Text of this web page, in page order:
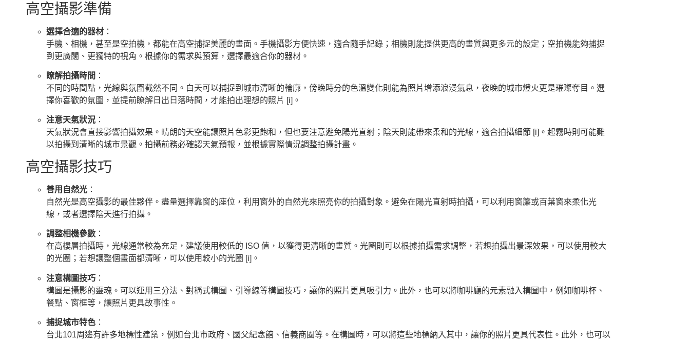
高空攝影準備
選擇合適的器材 ：
手機、相機，甚至是空拍機，都能在高空捕捉美麗的畫面。手機攝影方便快速，適合隨手記錄；相機則能提供更高的畫質與更多元的設定；空拍機能夠捕捉
到更廣闊、更獨特的視角。根據你的需求與預算，選擇最適合你的器材。
瞭解拍攝時間 ：
不同的時間點，光線與氛圍截然不同。白天可以捕捉到城市清晰的輪廓，傍晚時分的色溫變化則能為照片增添浪漫氣息，夜晚的城市燈火更是璀璨奪目。選
擇你喜歡的氛圍，並提前瞭解日出日落時間，才能拍出理想的照片 [i]。
注意天氣狀況 ：
天氣狀況會直接影響拍攝效果。晴朗的天空能讓照片色彩更飽和，但也要注意避免陽光直射；陰天則能帶來柔和的光線，適合拍攝細節 [i]。起霧時則可能難
以拍攝到清晰的城市景觀。拍攝前務必確認天氣預報，並根據實際情況調整拍攝計畫。
高空攝影技巧
善用自然光 ：
自然光是高空攝影的最佳夥伴。盡量選擇靠窗的座位，利用窗外的自然光來照亮你的拍攝對象。避免在陽光直射時拍攝，可以利用窗簾或百葉窗來柔化光
線，或者選擇陰天進行拍攝。
調整相機參數 ：
在高樓層拍攝時，光線通常較為充足，建議使用較低的 ISO 值，以獲得更清晰的畫質。光圈則可以根據拍攝需求調整，若想拍攝出景深效果，可以使用較大
的光圈；若想讓整個畫面都清晰，可以使用較小的光圈 [i]。
注意構圖技巧 ：
構圖是攝影的靈魂。可以運用三分法、對稱式構圖、引導線等構圖技巧，讓你的照片更具吸引力。此外，也可以將咖啡廳的元素融入構圖中，例如咖啡杯、
餐點、窗框等，讓照片更具故事性。
捕捉城市特色 ：
台北101周邊有許多地標性建築，例如台北市政府、國父紀念館、信義商圈等。在構圖時，可以將這些地標納入其中，讓你的照片更具代表性。此外，也可以